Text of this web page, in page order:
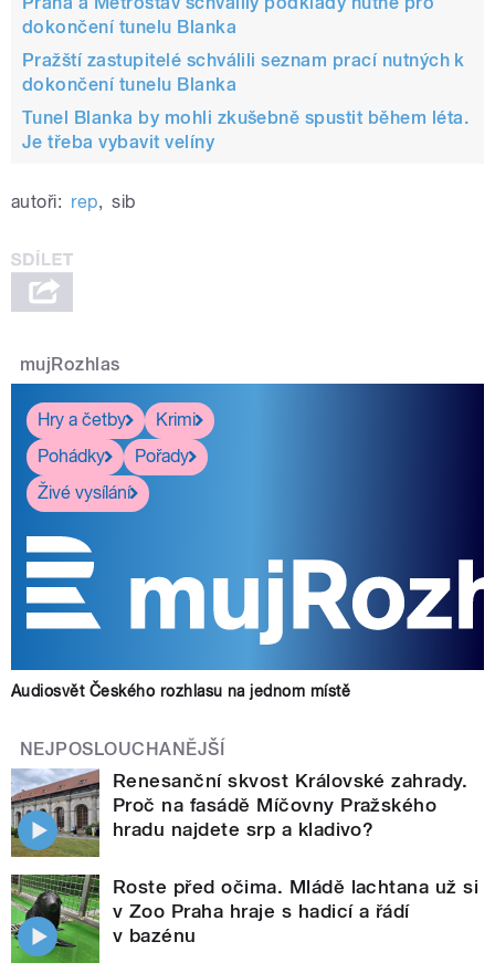
dokončení tunelu Blanka
Pražští zastupitelé schválili seznam prací nutných k
dokončení tunelu Blanka
Tunel Blanka by mohli zkušebně spustit během léta.
Je třeba vybavit velíny
autoři: rep, sib
mujRozhlas
Hry a četby
Krimi
Pohádky
Pořady
Živé vysílání
Audiosvět Českého rozhlasu na jednom místě
NEJPOSLOUCHANĚJŠÍ
Renesanční skvost Královské zahrady.
Proč na fasádě Míčovny Pražského
hradu najdete srp a kladivo?
Roste před očima. Mládě lachtana už si
v Zoo Praha hraje s hadicí a řádí
v bazénu